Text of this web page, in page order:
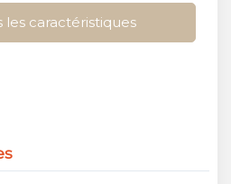
les caractéristiques